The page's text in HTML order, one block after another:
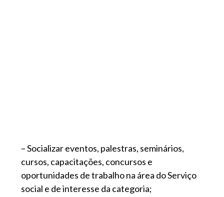
– Socializar eventos, palestras, seminários,
cursos, capacitações, concursos e
oportunidades de trabalho na área do Serviço
social e de interesse da categoria;